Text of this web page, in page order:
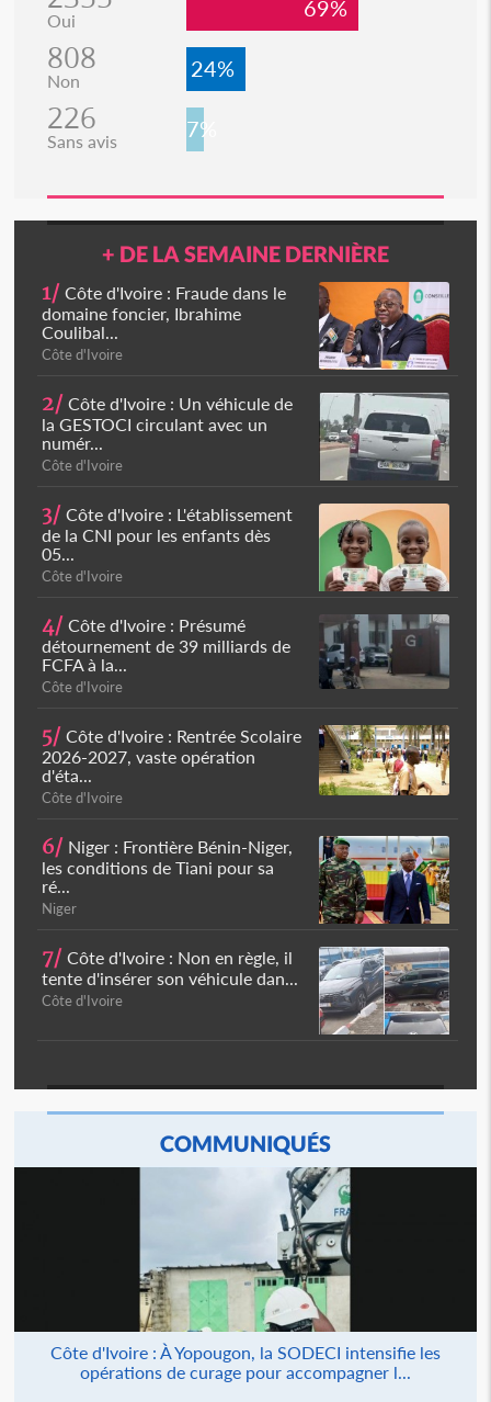
Oui 69%
808
Non 24%
226
Sans avis 7%
+ DE LA SEMAINE DERNIÈRE
1/ Côte d'Ivoire : Fraude dans le
domaine foncier, Ibrahime
Coulibal...
Côte d'Ivoire
2/ Côte d'Ivoire : Un véhicule de
la GESTOCI circulant avec un
numér...
Côte d'Ivoire
3/ Côte d'Ivoire : L'établissement
de la CNI pour les enfants dès
05...
Côte d'Ivoire
4/ Côte d'Ivoire : Présumé
détournement de 39 milliards de
FCFA à la...
Côte d'Ivoire
5/ Côte d'Ivoire : Rentrée Scolaire
2026-2027, vaste opération
d'éta...
Côte d'Ivoire
6/ Niger : Frontière Bénin-Niger,
les conditions de Tiani pour sa
ré...
Niger
7/ Côte d'Ivoire : Non en règle, il
tente d'insérer son véhicule dan...
Côte d'Ivoire
COMMUNIQUÉS
Côte d'Ivoire : À Yopougon, la SODECI intensifie les
opérations de curage pour accompagner l...